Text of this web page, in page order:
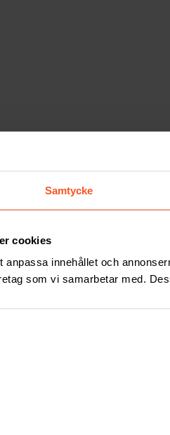
Samtycke
cookies
anpassa innehållet och
som vi samarbetar med.